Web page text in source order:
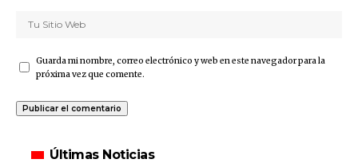
Guarda mi nombre, correo electrónico y web en este navegador para la
próxima vez que comente.
Últimas Noticias